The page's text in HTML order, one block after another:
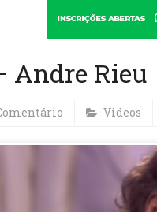
Andre Rieu
Videos